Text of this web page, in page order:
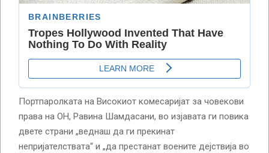
Портпаролката на Високиот комесаријат за човекови
права на ОН, Равина Шамдасани, во изјавата ги повика
двете страни „веднаш да ги прекинат
непријателствата“ и „да престанат воените дејствија во